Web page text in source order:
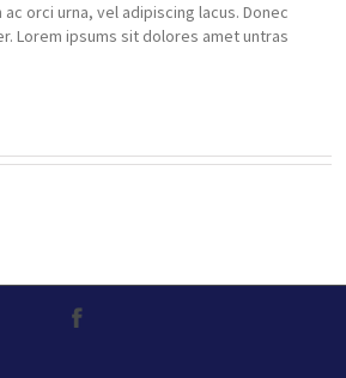
orci urna, vel adipiscing lacus. Donec
Lorem ipsums sit dolores amet untras